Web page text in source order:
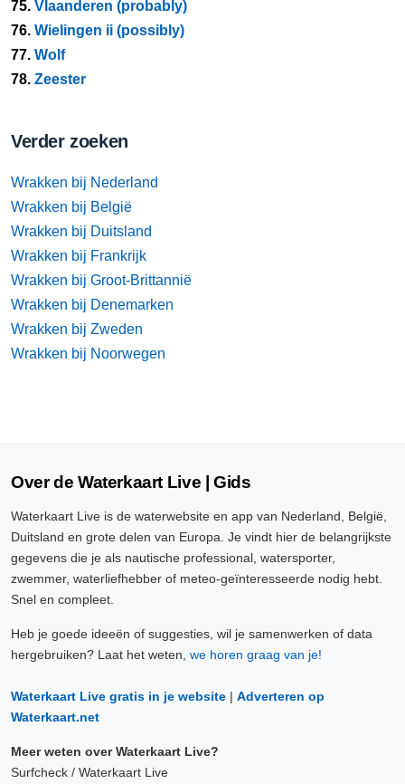
75. Vlaanderen (probably)
76. Wielingen ii (possibly)
77. Wolf
78. Zeester
Verder zoeken
Wrakken bij Nederland
Wrakken bij België
Wrakken bij Duitsland
Wrakken bij Frankrijk
Wrakken bij Groot-Brittannië
Wrakken bij Denemarken
Wrakken bij Zweden
Wrakken bij Noorwegen
Over de Waterkaart Live | Gids
Waterkaart Live is de waterwebsite en app van Nederland, België,
Duitsland en grote delen van Europa. Je vindt hier de belangrijkste
gegevens die je als nautische professional, watersporter,
zwemmer, waterliefhebber of meteo-geïnteresseerde nodig hebt.
Snel en compleet.
Heb je goede ideeën of suggesties, wil je samenwerken of data
hergebruiken? Laat het weten, we horen graag van je!
Waterkaart Live gratis in je website | Adverteren op
Waterkaart.net
Meer weten over Waterkaart Live?
Surfcheck / Waterkaart Live